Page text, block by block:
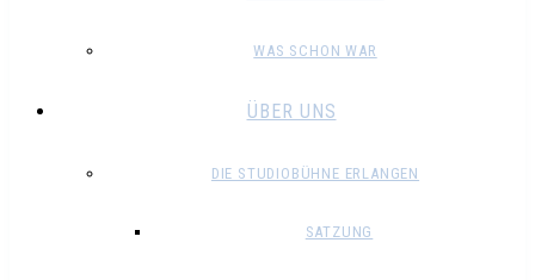
WAS SCHON WAR
ÜBER UNS
DIE STUDIOBÜHNE ERLANGEN
SATZUNG